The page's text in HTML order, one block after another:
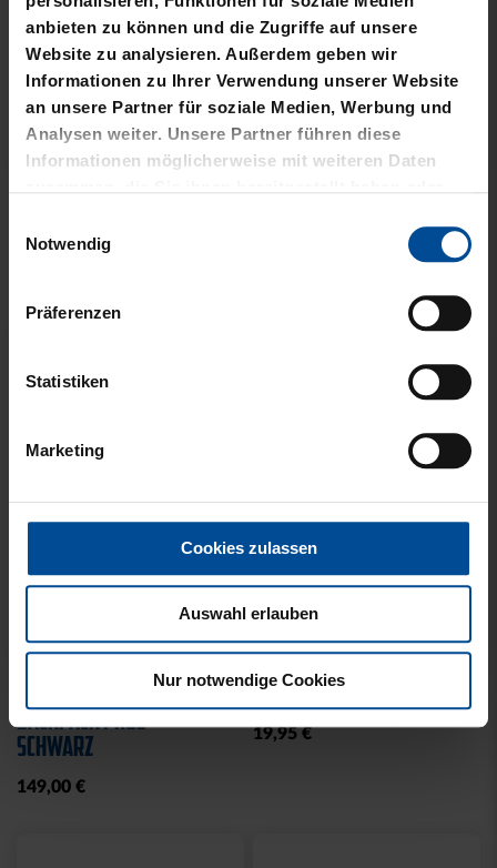
anbieten zu können und die Zugriffe auf unsere
Website zu analysieren. Außerdem geben wir
Informationen zu Ihrer Verwendung unserer Website
an unsere Partner für soziale Medien, Werbung und
Analysen weiter. Unsere Partner führen diese
Informationen möglicherweise mit weiteren Daten
gesammelt haben.
Notwendig
Präferenzen
Statistiken
Marketing
Cookies zulassen
Auswahl erlauben
Nur notwendige Cookies
Sale
29,95 € 39,95 €
Neu
Neu
RUCKSACK ONEMATE
BACKPACK PRO2
SCHWARZ
149,00 €
Neu
SPARDOSE WILLI
19,95 €